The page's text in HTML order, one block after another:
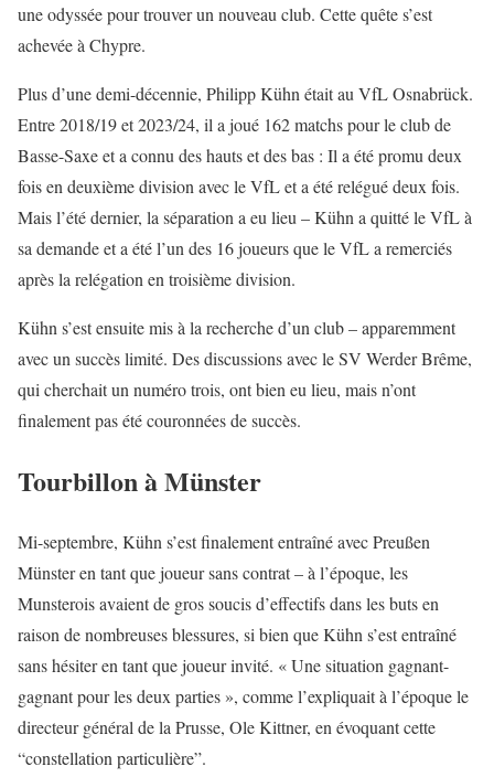
une odyssée pour trouver un nouveau club. Cette quête s’est
achevée à Chypre.
Plus d’une demi-décennie, Philipp Kühn était au VfL Osnabrück.
Entre 2018/19 et 2023/24, il a joué 162 matchs pour le club de
Basse-Saxe et a connu des hauts et des bas : Il a été promu deux
fois en deuxième division avec le VfL et a été relégué deux fois.
Mais l’été dernier, la séparation a eu lieu – Kühn a quitté le VfL à
sa demande et a été l’un des 16 joueurs que le VfL a remerciés
après la relégation en troisième division.
Kühn s’est ensuite mis à la recherche d’un club – apparemment
avec un succès limité. Des discussions avec le SV Werder Brême,
qui cherchait un numéro trois, ont bien eu lieu, mais n’ont
finalement pas été couronnées de succès.
Tourbillon à Münster
Mi-septembre, Kühn s’est finalement entraîné avec Preußen
Münster en tant que joueur sans contrat – à l’époque, les
Munsterois avaient de gros soucis d’effectifs dans les buts en
raison de nombreuses blessures, si bien que Kühn s’est entraîné
sans hésiter en tant que joueur invité. « Une situation gagnant-
gagnant pour les deux parties », comme l’expliquait à l’époque le
directeur général de la Prusse, Ole Kittner, en évoquant cette
“constellation particulière”.